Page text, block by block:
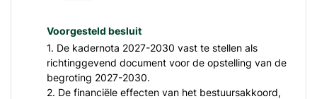
Voorgesteld besluit
1. De kadernota 2027-2030 vast te stellen als
richtinggevend document voor de opstelling van de
begroting 2027-2030.
2. De financiële effecten van het bestuursakkoord,